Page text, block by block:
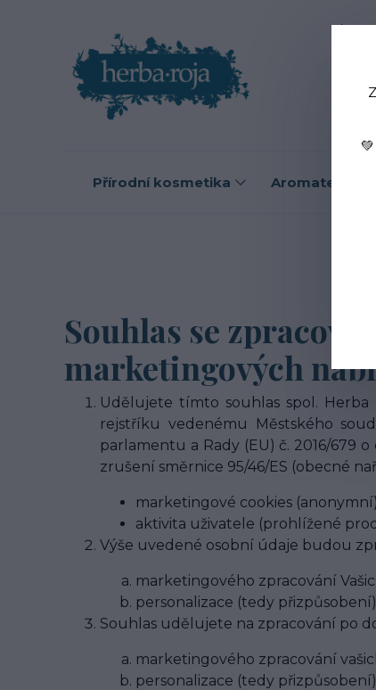
Blog
Přírodní kosmetika Aromaterapie
Souhlas se
marketingových
Udělujete tímto souhlas spol. Herba
rejstříku vedenému Městského
parlamentu a Rady (EU) č. 2016/679
zrušení směrnice 95/46/ES (obecné
marketingové cookies (anonymní)
aktivita uživatele (prohlížené
Výše uvedené osobní údaje budou
marketingového zpracování
personalizace (tedy
Souhlas udělujete na zpracování po
marketingového zpracování
personalizace (tedy